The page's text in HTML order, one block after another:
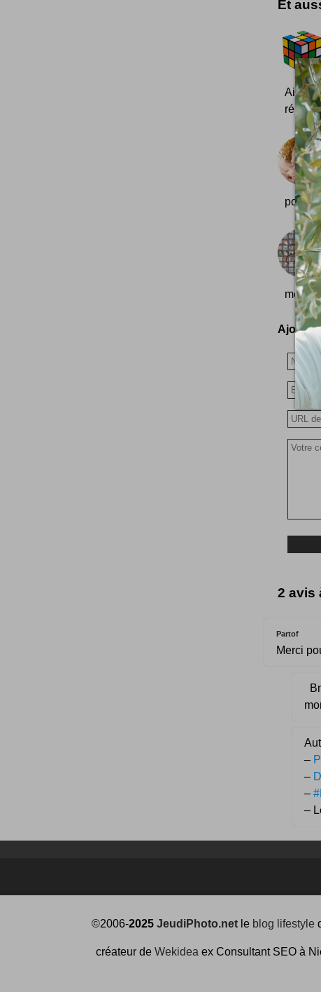
Et
Ainsi,
pour
même
Ajoutez
2 avis
Partof
Merci
–
–
–
–
©2006-2025 JeudiPhoto.netle blog lifestyle
créateur de Wekidea ex Consultant SEO à